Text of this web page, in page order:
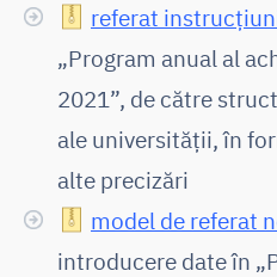
referat
„Program anual al
2021”, de către
ale universității, în
alte precizări
model de referat
introducere date în